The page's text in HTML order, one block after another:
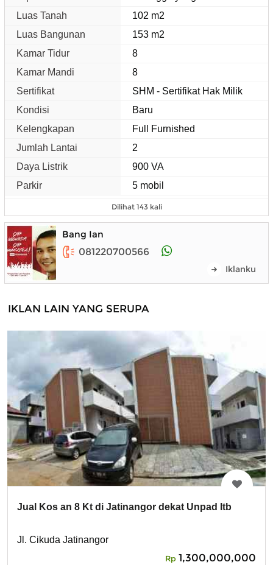
Luas Tanah
102 m2
Luas Bangunan
153 m2
Kamar Tidur
8
Kamar Mandi
8
Sertifikat
SHM - Sertifikat Hak Milik
Kondisi
Baru
Kelengkapan
Full Furnished
Jumlah Lantai
2
Daya Listrik
900 VA
Parkir
5 mobil
Dilihat 143 kali
Bang Ian
081220700566
Iklanku
IKLAN LAIN YANG SERUPA
Jual Kos an 8 Kt di Jatinangor dekat Unpad Itb
Jl. Cikuda Jatinangor
Rp 1,300,000,000